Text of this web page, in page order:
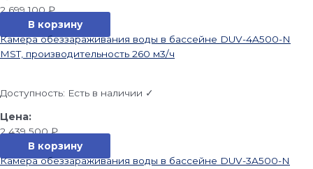
2 699 100₽
В корзину
Камера обеззараживания воды в бассейне DUV-4A500-N
MST, производительность 260 м3/ч
Доступность: Есть в наличии ✓
2 439 500₽
В корзину
Камера обеззараживания воды в бассейне DUV-3A500-N